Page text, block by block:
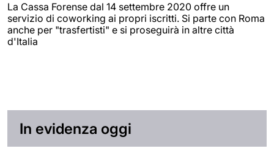
La Cassa Forense dal 14 settembre 2020 offre un
servizio di coworking ai propri iscritti. Si parte con Roma
anche per "trasfertisti" e si proseguirà in altre città
d'Italia
In evidenza oggi